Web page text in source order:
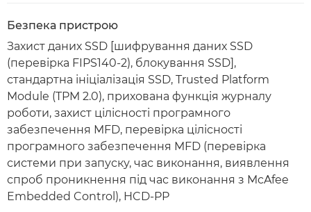
Безпека пристрою
Захист даних SSD [шифрування даних SSD
(перевірка FIPS140-2), блокування SSD],
стандартна ініціалізація SSD, Trusted Platform
Module (TPM 2.0), прихована функція журналу
роботи, захист цілісності програмного
забезпечення MFD, перевірка цілісності
програмного забезпечення MFD (перевірка
системи при запуску, час виконання, виявлення
спроб проникнення під час виконання з McAfee
Embedded Control), HCD-PP